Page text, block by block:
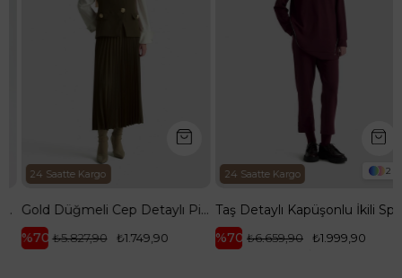
24 Saatte Kargo
Gold Düğmeli Cep Detaylı Pilise Etekli Yelekli İkili Takım-Yağ Yeşili 25KT643
%70
₺1.749,90
₺5.827,90
2
24 Saatte Kargo
Taş Detaylı Kapüşonlu İkili Spor Takım Bordo 25KT603
%70
₺1.999,90
₺6.659,90